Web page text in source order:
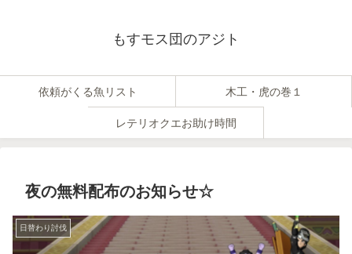
もすモス団のアジト
依頼がくる魚リスト 木工・虎の巻１
レテリオクエお助け時間
夜の無料配布のお知らせ☆
日替わり討伐